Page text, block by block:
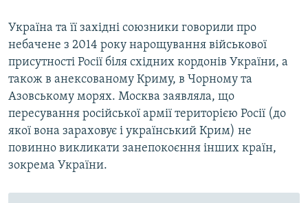
Україна та її західні союзники говорили про
небачене з 2014 року нарощування військової
присутності Росії біля східних кордонів України, а
також в анексованому Криму, в Чорному та
Азовському морях. Москва заявляла, що
пересування російської армії територією Росії (до
якої вона зараховує і український Крим) не
повинно викликати занепокоєння інших країн,
зокрема України.